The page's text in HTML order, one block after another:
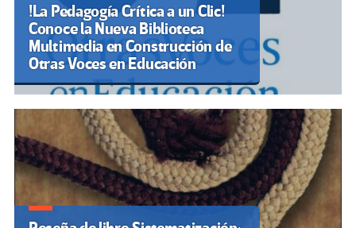
!La Pedagogía Crítica a un Clic!
Conoce la Nueva Biblioteca
Multimedia en Construcción de
Otras Voces en Educación